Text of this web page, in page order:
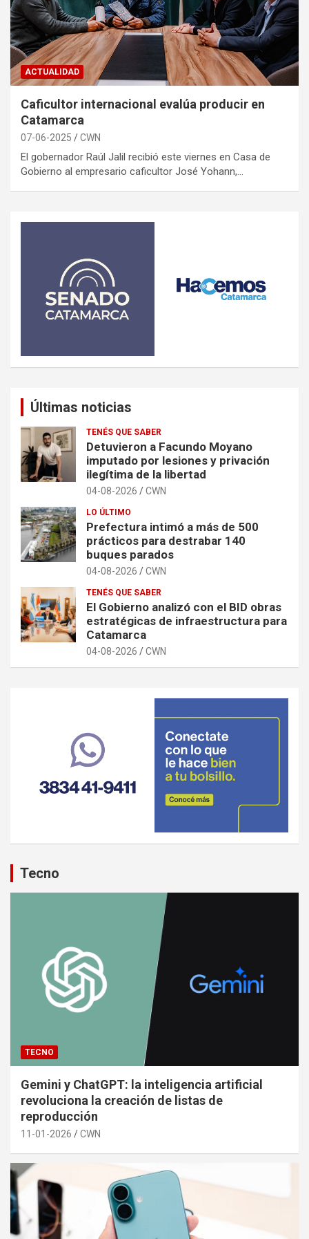
ACTUALIDAD
Caficultor internacional evalúa producir en
Catamarca
07-06-2025 CWN
El gobernador Raúl Jalil recibió este viernes en Casa de
Gobierno al empresario caficultor José Yohann,…
Últimas noticias
TENÉS QUE SABER
Detuvieron a Facundo Moyano
imputado por lesiones y privación
ilegítima de la libertad
04-08-2026 CWN
LO ÚLTIMO
Prefectura intimó a más de 500
prácticos para destrabar 140
buques parados
04-08-2026 CWN
TENÉS QUE SABER
El Gobierno analizó con el BID obras
estratégicas de infraestructura para
Catamarca
04-08-2026 CWN
Tecno
TECNO
Gemini y ChatGPT: la inteligencia artificial
revoluciona la creación de listas de
reproducción
11-01-2026 CWN